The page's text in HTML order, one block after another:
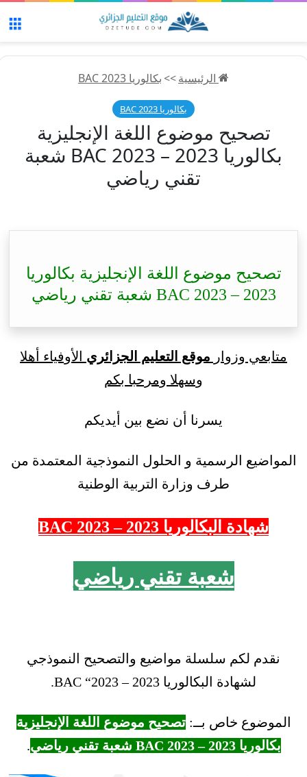
الرئيسية>>بكالوريا 2023 BAC
بكالوريا 2023 BAC
تصحيح موضوع اللغة الإنجليزية
بكالوريا 2023 – BAC 2023 شعبة
تقني رياضي
تصحيح موضوع اللغة الإنجليزية بكالوريا
2023 – BAC 2023 شعبة تقني رياضي
متابعي وزوار موقع التعليم الجزائري الأوفياء أهلا
وسهلا ومرحبا بكم
يسرنا أن نضع بين أيديكم
المواضيع الرسمية و الحلول النموذجية المعتمدة من
طرف وزارة التربية الوطنية
شهادة البكالوريا 2023 – 2023 BAC
شعبة تقني رياضي
نقدم لكم سلسلة مواضيع والتصحيح النموذجي
لشهادة البكالوريا 2023 – BAC “2023.
الموضوع خاص بــ:تصحيح موضوع اللغة الإنجليزية
بكالوريا 2023 – BAC 2023 شعبة تقني رياضي
.